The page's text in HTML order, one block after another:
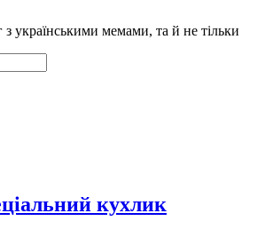
українськими мемами, та й не тільки
кухлик